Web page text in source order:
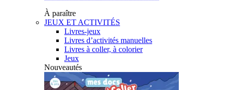
À paraître
JEUX ET ACTIVITÉS
Livres-jeux
Livres d’activités manuelles
Livres à coller, à colorier
Jeux
Nouveautés